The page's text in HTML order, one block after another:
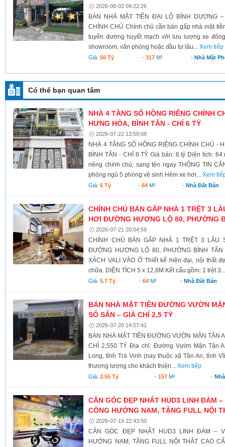
2026-08-03 09:22:26
BÁN NHÀ MẶT TIỀN ĐẠI LỘ BÌNH DƯƠNG
CHÍNH CHỦ Chính chủ cần bán gấp nhà mặt
tuyến đường huyết mạch với lưu lượng xe
showroom, văn phòng hoặc đầu tư lâu...Xem tiếp
Giá:56 Tỷ -317 M² - Nhà Mặt
Có thể bạn quan tâm
NHÀ 4 TẦNG SỔ HỒNG RIÊNG CHÍNH
HƯNG HÒA, BÌNH TÂN - CHỈ 6 TỶ
2026-07-22 13:59:08
NHÀ 4 TẦNG SỔ HỒNG RIÊNG CHÍNH CHỦ -
BÌNH TÂN - CHỈ 6 TỶ Giá bán: 6 tỷ Diện tích:
riêng chính chủ, sang tên ngay THÔNG TIN
phòng ngủ 5 phòng vệ sinh Hẻm xe hơi...Xem
Giá:6 Tỷ - 64M² -Nhà Đất Bán
CHÍNH CHỦ BÁN GẤP NHÀ 1 TRỆT 3
HƠI ĐƯỜNG HƯƠNG LỘ 80, PHƯỜNG
2026-07-21 20:04:59
CHÍNH CHỦ BÁN GẤP NHÀ 1 TRỆT 3 LẦU
ĐƯỜNG HƯƠNG LỘ 80, PHƯỜNG BÌNH
XÁCH VALI VÀO Ở Thiết kế hiện đại, nội thất
chữa. DIỆN TÍCH 5 x 12,8M Kết cấu gồm: 1 trệt
Giá:5.7 Tỷ -64 M² - Nhà Đất Bán
BÁN NHÀ MẶT TIỀN ĐƯỜNG VƯỜN
SỔ SẴN – GIÁ CHỈ 2,5 TỶ
2026-07-20 14:57:41
BÁN NHÀ MẶT TIỀN ĐƯỜNG VƯỜN MẬN TÂN
CHỈ 2,550 TỶ Địa chỉ: Đường Vườn Mận Tân
Long, tỉnh Trà Vinh (nay thuộc xã Tân An, tỉnh
thương lượng cho khách thiện...Xem tiếp
Giá:2.55 Tỷ - 157M² -
CĂN GÓC ĐẸP NHẤT HUD3 LINH ĐÀM –
CÔNG HƯỚNG NAM, TẶNG FULL NỘI
2026-07-19 22:43:50
CĂN GÓC ĐẸP NHẤT HUD3 LINH ĐÀM –
HƯỚNG NAM, TẶNG FULL NỘI THẤT CAO